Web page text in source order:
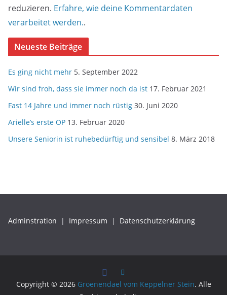
reduzieren. Erfahre, wie deine Kommentardaten
verarbeitet werden..
Neueste Beiträge
Es ging nicht mehr 5. September 2022
Wir sind froh, dass sie immer noch da ist 17. Februar 2021
Fast 14 Jahre und immer noch rüstig 30. Juni 2020
Arielle’s erste OP 13. Februar 2020
Unsere Seniorin ist ruhebedürftig und sensibel 8. März 2018
Adminstration | Impressum | Datenschutzerklärung
Copyright © 2026 Groenendael vom Keppelner Stein. Alle